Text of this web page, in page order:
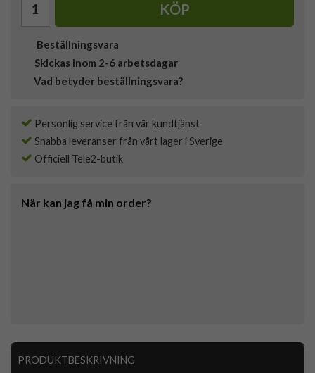
KÖP
Beställningsvara
Skickas inom 2-6 arbetsdagar
Vad betyder beställningsvara?
Personlig service från vår kundtjänst
Snabba leveranser från vårt lager i Sverige
Officiell Tele2-butik
När kan jag få min order?
PRODUKTBESKRIVNING